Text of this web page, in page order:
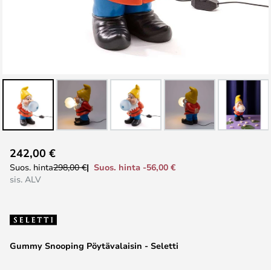
to
the
the
gallery
Gummy Snooping Pöytävalaisin - Seletti
242,00 €
Suos. hinta298,00 €
Suos. hinta -56,00 €
sis. ALV